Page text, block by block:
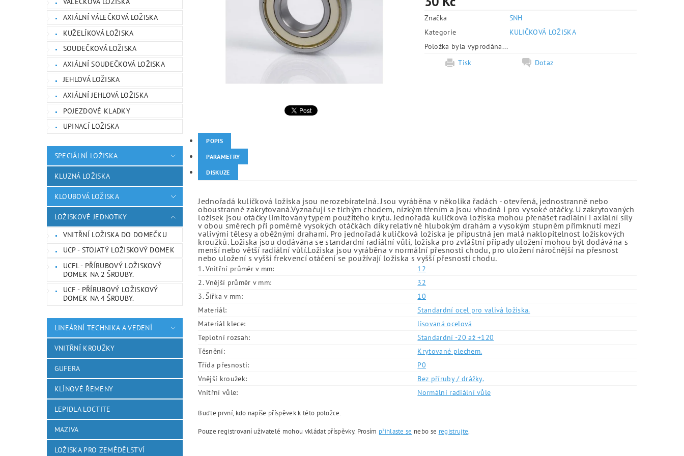
AXIÁLNÍ VÁLEČKOVÁ LOŽISKA
KUŽELÍKOVÁ LOŽISKA
SOUDEČKOVÁ LOŽISKA
AXIÁLNÍ SOUDEČKOVÁ LOŽISKA
JEHLOVÁ LOŽISKA
AXIÁLNÍ JEHLOVÁ LOŽISKA
POJEZDOVÉ KLADKY
UPINACÍ LOŽISKA
SPECIÁLNÍ LOŽISKA
KLUZNÁ LOŽISKA
KLOUBOVÁ LOŽISKA
LOŽISKOVÉ JEDNOTKY
VNITŘNÍ LOŽISKA DO DOMEČKU
UCP - STOJATÝ LOŽISKOVÝ DOMEK
UCFL - PŘÍRUBOVÝ LOŽISKOVÝ
DOMEK NA 2 ŠROUBY.
UCF - PŘÍRUBOVÝ LOŽISKOVÝ
DOMEK NA 4 ŠROUBY.
LINEÁRNÍ TECHNIKA A VEDENÍ
VNITŘNÍ KROUŽKY
GUFERA
KLÍNOVÉ ŘEMENY
LEPIDLA LOCTITE
MAZIVA
LOŽISKA PRO ZEMĚDĚLSTVÍ
Značka
SNH
Kategorie
KULIČKOVÁ LOŽISKA
Položka byla vyprodána...
Tisk
Dotaz
POPIS
PARAMETRY
DISKUZE
Jednořadá kuličková ložiska jsou nerozebíratelná. Jsou vyráběna v několika řadách - otevřená, jednostranně nebo
oboustranně zakrytovaná.Vyznačují se tichým chodem, nízkým třením a jsou vhodná i pro vysoké otáčky. U zakrytovaných
ložisek jsou otáčky limitovány typem použitého krytu. Jednořadá kuličková ložiska mohou přenášet radiální i axiální síly
v obou směrech při poměrně vysokých otáčkách díky relativně hlubokým drahám a vysokým stupněm přimknutí mezi
valivými tělesy a oběžnými drahami. Pro jednořadá kuličková ložiska je přípustná jen malá naklopitelnost ložiskových
kroužků. Ložiska jsou dodávána se standardní radiální vůlí, ložiska pro zvláštní případy uložení mohou být dodávána s
menší nebo větší radiální vůlí.Ložiska jsou vyráběna v normální přesnosti chodu, pro uložení náročnější na přesnost
nebo uložení s vyšší frekvencí otáčení se používají ložiska s vyšší přesností chodu.
1. Vnitřní průměr v mm:
12
2. Vnější průměr v mm:
32
3. Šířka v mm:
10
Materiál:
Standardní ocel pro valivá ložiska.
Materiál klece:
lisovaná ocelová
Teplotní rozsah:
Standardní -20 až +120
Těsnění:
Krytované plechem.
Třída přesnosti:
P0
Vnější kroužek:
Bez příruby / drážky.
Vnitřní vůle:
Normální radiální vůle
Buďte první, kdo napíše příspěvek k této položce.
Pouze registrovaní uživatelé mohou vkládat příspěvky. Prosím přihlaste se nebo se registrujte.